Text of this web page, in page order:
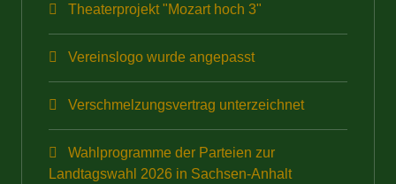
Theaterprojekt "Mozart hoch 3"
Vereinslogo wurde angepasst
Verschmelzungsvertrag unterzeichnet
Wahlprogramme der Parteien zur
Landtagswahl 2026 in Sachsen-Anhalt